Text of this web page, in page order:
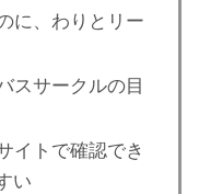
に、わりとリー
スサークルの目
イトで確認でき
い